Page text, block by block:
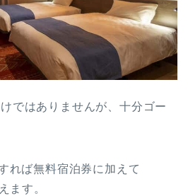
ではありませんが、十分ゴー
れば無料宿泊券に加えて
ます。